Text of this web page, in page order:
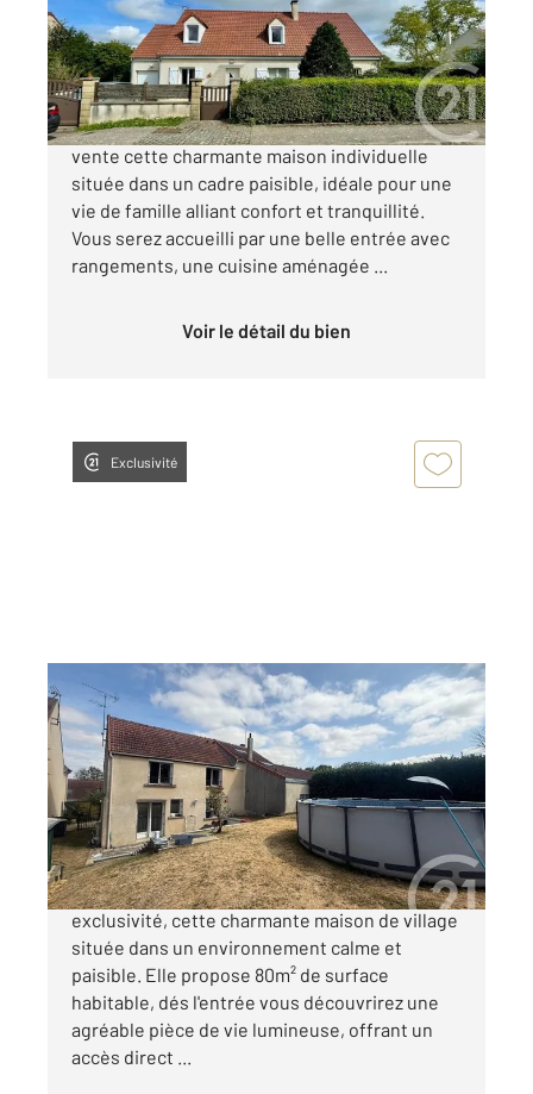
Maison à vendre
339 900 €
Century 21 GP immobilier vous propose à la
vente cette charmante maison individuelle
située dans un cadre paisible, idéale pour une
vie de famille alliant confort et tranquillité.
Vous serez accueilli par une belle entrée avec
rangements, une cuisine aménagée ...
Voir le détail du bien
Exclusivité
VINANTES 77
80 m2, 4 pièces
Ref : 9010
Maison à vendre
249 000 €
Century21 GP immobilier vous propose en
exclusivité, cette charmante maison de village
située dans un environnement calme et
paisible. Elle propose 80m² de surface
habitable, dés l'entrée vous découvrirez une
agréable pièce de vie lumineuse, offrant un
accès direct ...